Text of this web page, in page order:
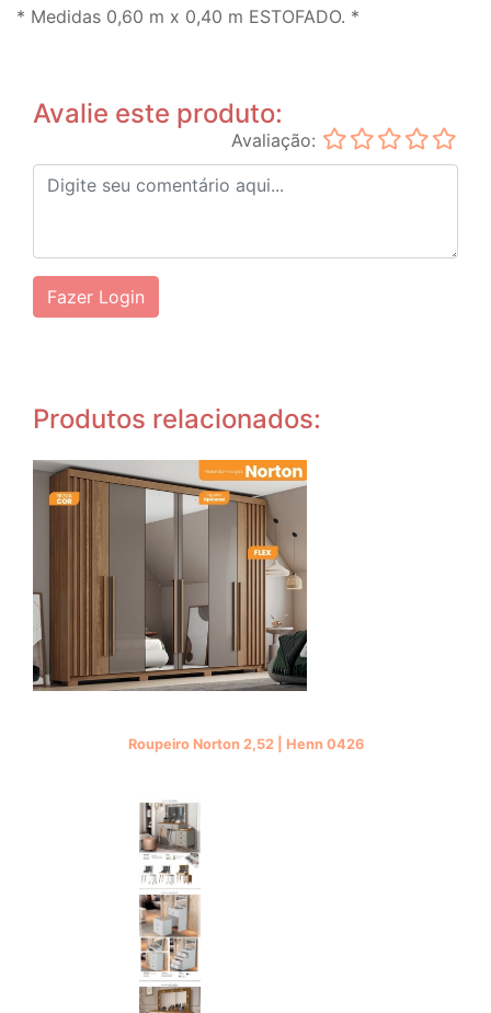
* Medidas 0,60 m x 0,40 m ESTOFADO. *
Avalie este produto:
Avaliação:
Fazer Login
Produtos relacionados:
Roupeiro Norton 2,52 | Henn 0426